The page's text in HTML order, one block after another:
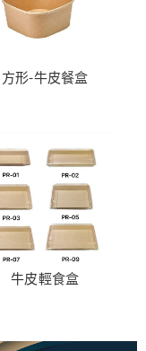
方形-牛皮餐盒
牛皮輕食盒